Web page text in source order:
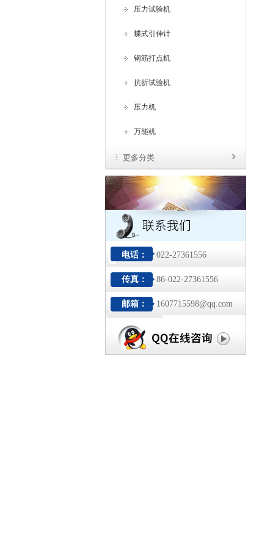
压力试验机
蝶式引伸计
钢筋打点机
抗折试验机
压力机
万能机
更多分类
电话： 022-27361556
传真： 86-022-27361556
邮箱： 1607715598@qq.com